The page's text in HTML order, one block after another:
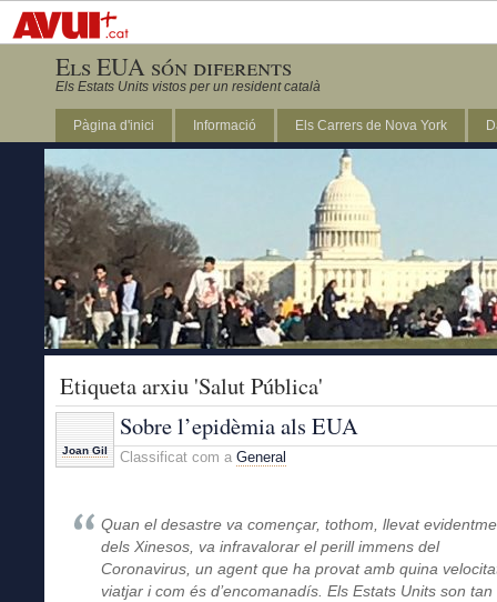
Els EUA són diferents
Els Estats Units vistos per un resident català
Pàgina d'inici Informació Els Carrers de Nova York
Etiqueta arxiu 'Salut Pública'
Joan Gil
Sobre l’epidèmia als EUA
Classificat com a General
Quan el desastre va començar, tothom, llevat
dels Xinesos, va infravalorar el perill immens del
Coronavirus, un agent que ha provat amb quina
viatjar i com és d’encomanadís. Els Estats Units son tan